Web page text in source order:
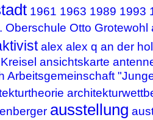
1961 1963 1989 1993
Oberschule Otto Grotewohl
alex alex q an der
ansichtskarte
Arbeitsgemeinschaft
ausstellung